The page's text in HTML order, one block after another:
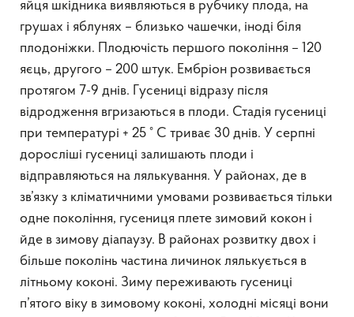
яйця шкідника виявляються в рубчику плода, на
грушах і яблунях – близько чашечки, іноді біля
плодоніжки. Плодючість першого покоління – 120
яєць, другого – 200 штук. Ембріон розвивається
протягом 7-9 днів. Гусениці відразу після
відродження вгризаються в плоди. Стадія гусениці
при температурі + 25 ° C триває 30 днів. У серпні
доросліші гусениці залишають плоди і
відправляються на лялькування. У районах, де в
зв’язку з кліматичними умовами розвивається тільки
одне покоління, гусениця плете зимовий кокон і
йде в зимову діапаузу. В районах розвитку двох і
більше поколінь частина личинок лялькується в
літньому коконі. Зиму переживають гусениці
п’ятого віку в зимовому коконі, холодні місяці вони